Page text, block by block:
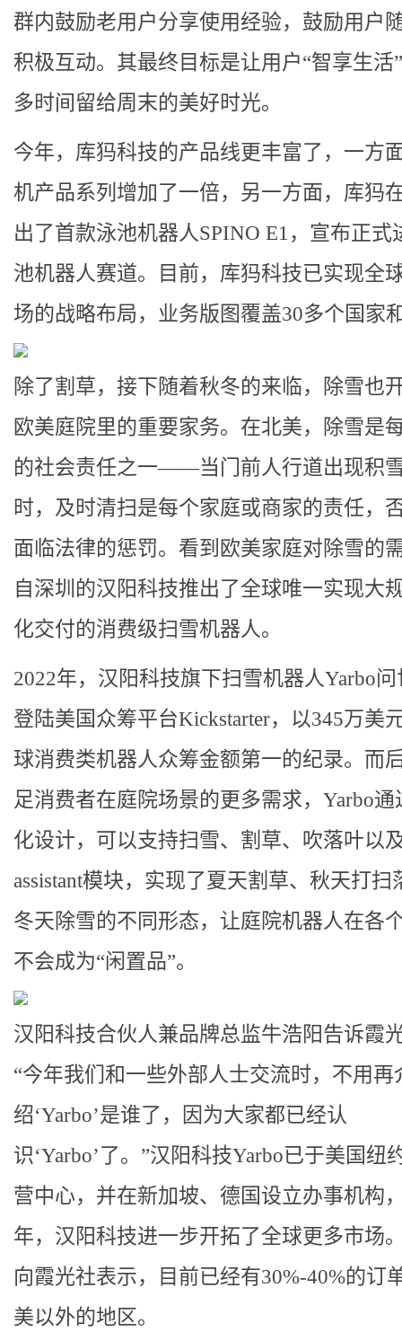
群内鼓励老用户分享使用经验，鼓励用户
积极互动。其最终目标是让用户“智享生活
多时间留给周末的美好时光。
今年，库犸科技的产品线更丰富了，一方
机产品系列增加了一倍，另一方面，库犸
出了首款泳池机器人SPINO E1，宣布正式
池机器人赛道。目前， 库犸科技已实现全
场的战略布局，业务版图覆盖30多个国家
除了割草，接下随着秋冬的来临，除雪也
欧美庭院里的重要家务。在北美，除雪是
的社会责任之一——当门前人行道出现积
时，及时清扫是每个家庭或商家的责任，
面临法律的惩罚。看到欧美家庭对除雪的
自深圳的汉阳科技推出了全球唯一实现大
化交付的消费级扫雪机器人。
2022年，汉阳科技旗下扫雪机器人Yarbo
登陆美国众筹平台Kickstarter，以345万美
球消费类机器人众筹金额第一的纪录。而
足消费者在庭院场景的更多需求，Yarbo通
化设计，可以支持扫雪、割草、吹落叶以
assistant模块，实现了夏天割草、秋天打扫
冬天除雪的不同形态，让庭院机器人在各
不会成为“闲置品”。
汉阳科技合伙人兼品牌总监牛浩阳告诉霞
“今年我们和一些外部人士交流时，不用再
绍‘Yarbo’是谁了，因为大家都已经认
识‘Yarbo’了。”汉阳科技Yarbo已于美国纽
营中心，并在新加坡、德国设立办事机构
年，汉阳科技进一步开拓了全球更多市场
向霞光社表示，目前已经有30%-40%的订
美以外的地区。